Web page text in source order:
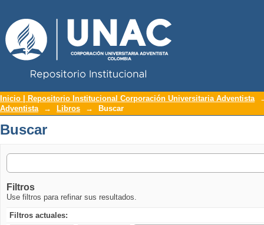
Buscar
Inicio | Repositorio Institucional Corporación Universitaria Adventista
Adventista
→ Libros → Buscar
Buscar
Filtros
Use filtros para refinar sus resultados.
Filtros actuales: